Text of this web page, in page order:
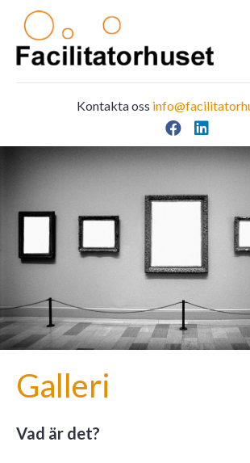
Kontakta oss
Facebook
LinkedIn
Main Navigation
Galleri
Vad är det?